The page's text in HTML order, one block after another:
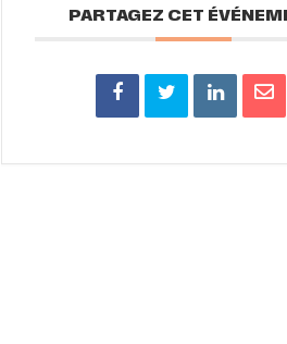
PARTAGEZ CET